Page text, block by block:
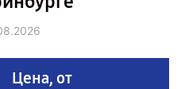
Цена, от